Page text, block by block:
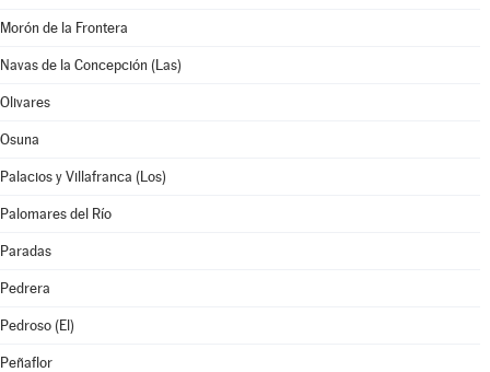
Morón de la Frontera
Navas de la Concepción (Las)
Olivares
Osuna
Palacios y Villafranca (Los)
Palomares del Río
Paradas
Pedrera
Pedroso (El)
Peñaflor